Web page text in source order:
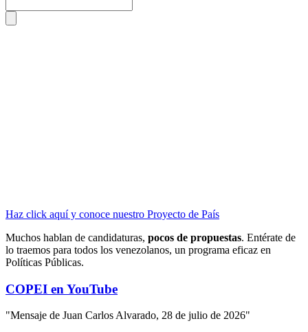
Haz click aquí y conoce nuestro Proyecto de País
Muchos hablan de candidaturas, pocos de propuestas. Entérate de
lo traemos para todos los venezolanos, un programa eficaz en
Políticas Públicas.
COPEI en YouTube
"Mensaje de Juan Carlos Alvarado, 28 de julio de 2026"